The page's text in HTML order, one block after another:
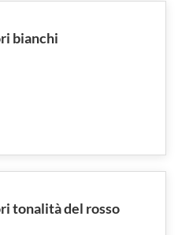
bianchi
tonalità del rosso